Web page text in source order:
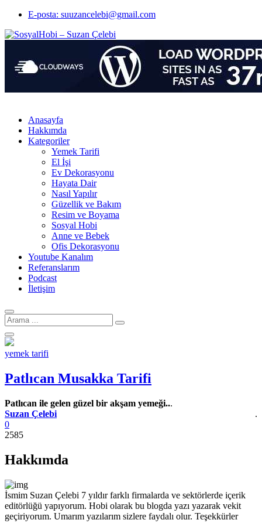
E-posta: suuzancelebi@gmail.com
Anasayfa
Hakkımda
Kategoriler
Yemek Tarifi
El İşi
Ev Dekorasyonu
Hayata Dair
Nasıl Yapılır
Güzellik ve Bakım
Resim ve Boyama
Sosyal Hobi
Anne ve Bebek
Ofis Dekorasyonu
Youtube Kanalım
Referanslarım
Podcast
İletişim
Arama
için:
yemek tarifi
Patlıcan Musakka Tarifi
Patlıcan ile gelen güzel bir akşam yemeği...
.
Suzan Çelebi
0
2585
Hakkımda
İsmim Suzan Çelebi 7 yıldır farklı firmalarda ve sektörlerde içerik
editörlüğü yapıyorum. Hobi olarak bu blogda yazı yazarak vekit
geçiriyorum. Umarım yazılarım sizlere faydalı olur. Teşekkürler